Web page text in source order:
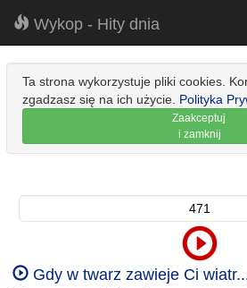
Wykop - Hity dnia
Ta strona wykorzystuje pliki cookies.
zgadzasz się na ich użycie. Polityka
Zaakceptuj
i zamknij
471
Gdy w twarz zawieje Ci